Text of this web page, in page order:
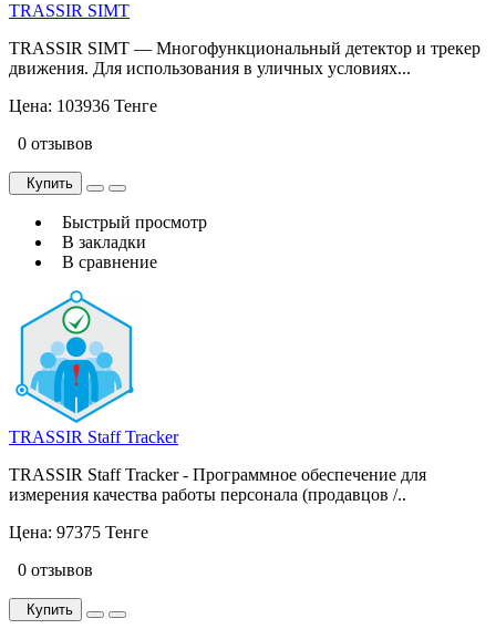
TRASSIR SIMT
TRASSIR SIMT — Многофункциональный детектор и трекер
движения. Для использования в уличных условиях...
Цена: 103936 Тенге
0 отзывов
Купить
Быстрый просмотр
В закладки
В сравнение
TRASSIR Staff Tracker
TRASSIR Staff Tracker - Программное обеспечение для
измерения качества работы персонала (продавцов /..
Цена: 97375 Тенге
0 отзывов
Купить